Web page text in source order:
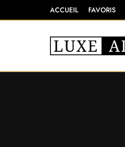
ACCUEIL FAVORIS